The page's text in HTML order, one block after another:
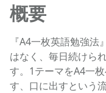
概要
『A4一枚英語勉強
はなく、毎日続けら
す。1テーマをA4一
す、口に出すという